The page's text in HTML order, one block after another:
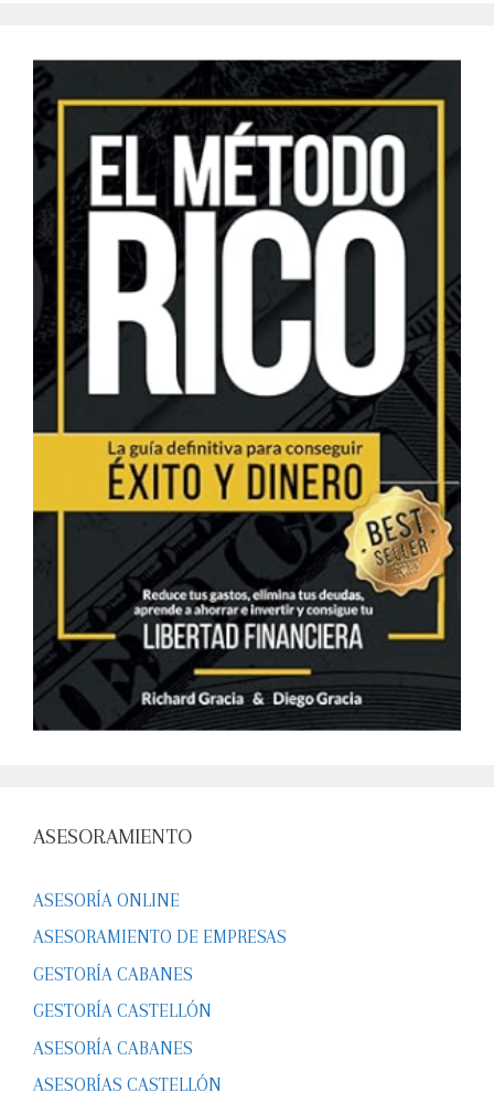
ASESORAMIENTO
ASESORÍA ONLINE
ASESORAMIENTO DE EMPRESAS
GESTORÍA CABANES
GESTORÍA CASTELLÓN
ASESORÍA CABANES
ASESORÍAS CASTELLÓN